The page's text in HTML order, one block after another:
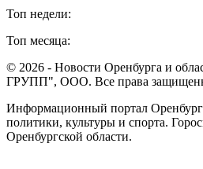
Топ недели:
Топ месяца:
© 2026 - Новости Оренбурга и
ГРУПП", ООО. Все права
Информационный портал
политики, культуры и спорта.
Оренбургской области.